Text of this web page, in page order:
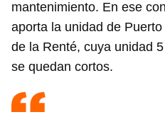
mantenimiento. En ese
aporta la unidad de
de la Renté, cuya unidad
se quedan cortos.